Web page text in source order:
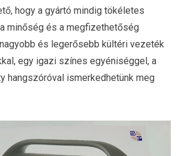
hogy a gyártó mindig tökéletes
minőség és a megfizethetőség
és legerősebb kültéri vezeték
egy igazi színes egyéniséggel, a
hangszóróval ismerkedhetünk meg